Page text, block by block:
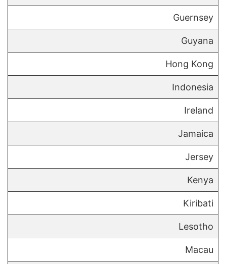
Guernsey
Guyana
Hong Kong
Indonesia
Ireland
Jamaica
Jersey
Kenya
Kiribati
Lesotho
Macau